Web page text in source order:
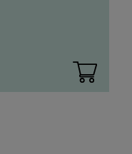
de 4.7 de 5